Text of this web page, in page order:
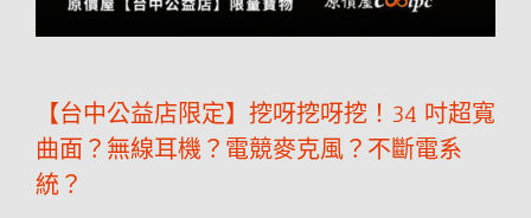
【台中公益店限定】挖呀挖呀挖！34 吋超寬
曲面？無線耳機？電競麥克風？不斷電系
統？